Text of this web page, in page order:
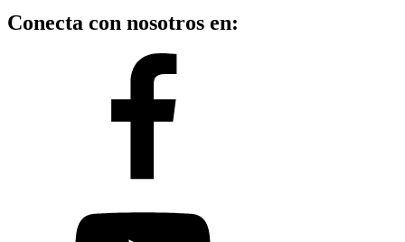
Conecta con nosotros en: